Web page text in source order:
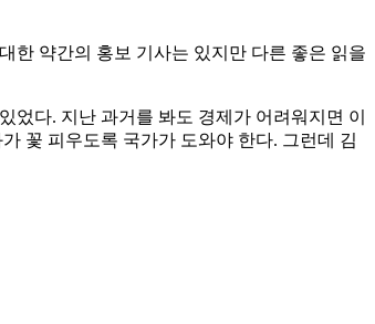
한 약간의 홍보 기사는 있지만 다른 좋은 읽을
다. 지난 과거를 봐도 경제가 어려워지면 이
꽃 피우도록 국가가 도와야 한다. 그런데 김